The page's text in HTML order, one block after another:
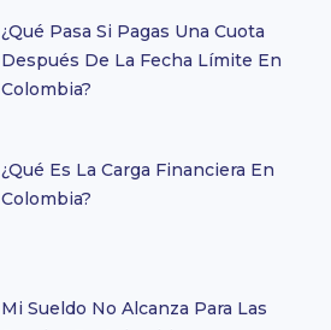
¿Qué Pasa Si Pagas Una Cuota
Después De La Fecha Límite En
Colombia?
¿Qué Es La Carga Financiera En
Colombia?
Mi Sueldo No Alcanza Para Las